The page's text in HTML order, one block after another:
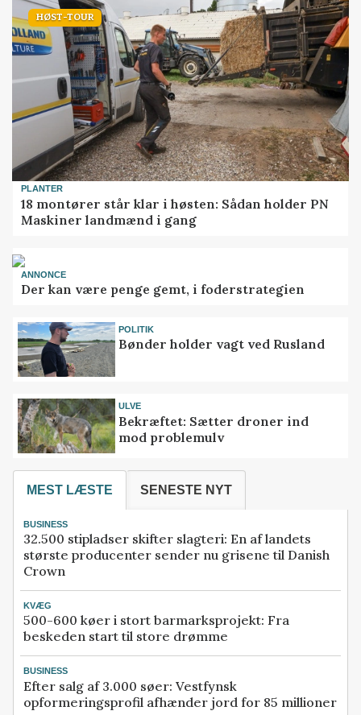
HØST-TOUR
PLANTER
18 montører står klar i høsten: Sådan holder PN
Maskiner landmænd i gang
ANNONCE
Der kan være penge gemt, i foderstrategien
POLITIK
Bønder holder vagt ved Rusland
ULVE
Bekræftet: Sætter droner ind
mod problemulv
MEST LÆSTE SENESTE NYT
BUSINESS
32.500 stipladser skifter slagteri: En af landets
største producenter sender nu grisene til Danish
Crown
KVÆG
500-600 køer i stort barmarksprojekt: Fra
beskeden start til store drømme
BUSINESS
Efter salg af 3.000 søer: Vestfynsk
opformeringsprofil afhænder jord for 85 millioner